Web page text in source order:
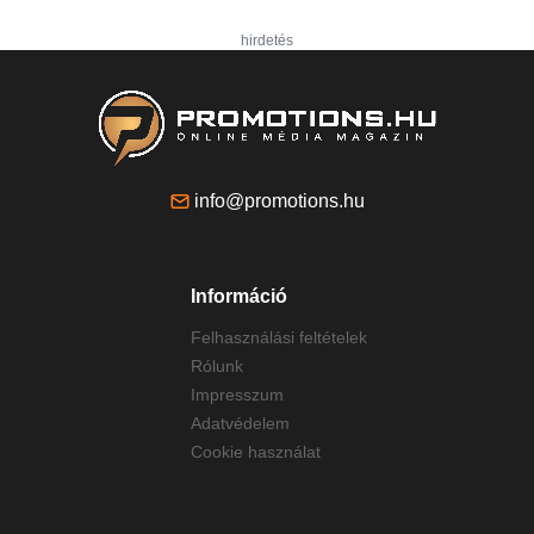
hirdetés
info@promotions.hu
Információ
Felhasználási feltételek
Rólunk
Impresszum
Adatvédelem
Cookie használat